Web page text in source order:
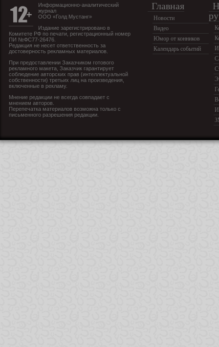
Информационно-аналитический
журнал
ООО «Голд Мустанг»
Издание зарегистрировано в
Комитете РФ по печати, регистрационный номер
ПИ №ФС77-26476.
Редакция не несет ответственность за
достоверность рекламных материалов.
При предоставлении Заказчиком готового
рекламного макета, Заказчик гарантирует
соблюдение авторских прав (интеллектуальной
собственности) третьих лиц на произведения,
включенные в рекламу.
Мнение редакции не всегда совпадает с
мнением авторов.
Перепечатка материалов возможна только с
письменного разрешения редакции.
Главная
Новости
Видео
Юмор от конников
Календарь событий